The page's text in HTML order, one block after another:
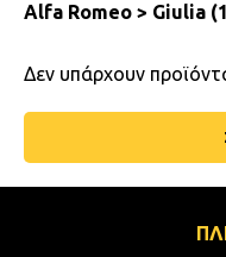
Alfa Romeo > Giulia
Δεν υπάρχουν